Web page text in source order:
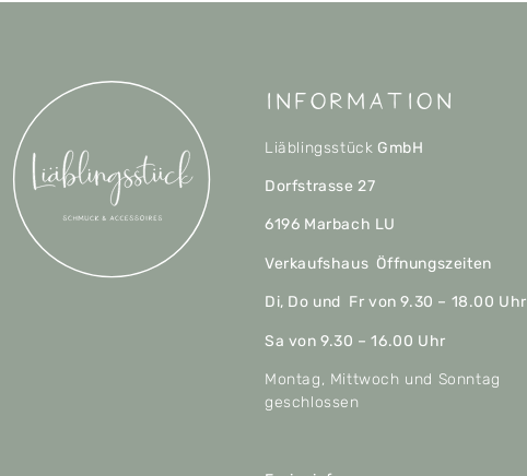
Information
Liäblingsstück GmbH
Dorfstrasse 27
6196 Marbach LU
Verkaufshaus Öffnungszeiten
Di, Do und Fr von 9.30 – 18.00 Uhr
Sa von 9.30 – 16.00 Uhr
Montag, Mittwoch und Sonntag
geschlossen